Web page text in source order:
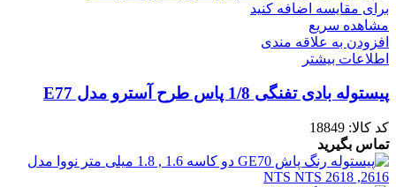
برای مقایسه اضافه کنید
مشاهده سریع
افزودن به علاقه مندی
اطلاعات بیشتر
پیستوله بادی تفنگی 1/8 پاس طرح آسترو مدل E77
کد کالا: 18849
تماس بگیرید